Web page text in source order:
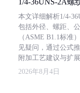
1/4-36UNS-2A螺
本文详细解析1/4-
包括外径、螺距、
（ASME B1.1标准
见疑问，通过公式
附加工艺建议与扩展
2026年8月4日